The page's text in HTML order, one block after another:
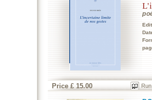
Price £ 15.00